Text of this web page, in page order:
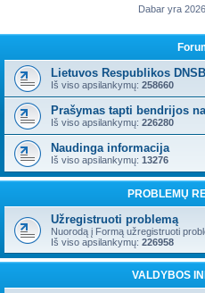
Dabar yra
Lietuvos Respublikos
Iš viso apsilankymų: 258660
Prašymas tapti bendrijos
Iš viso apsilankymų: 226280
Naudinga informacija
Iš viso apsilankymų: 13276
PROBLEMŲ
Užregistruoti problemą
Nuorodą į Formą užregistruoti
Iš viso apsilankymų: 226958
VALDYBOS